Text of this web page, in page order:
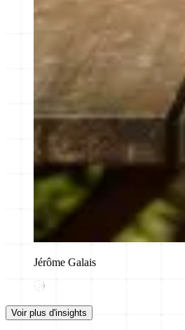
Jérôme Galais
Voir plus d'insights